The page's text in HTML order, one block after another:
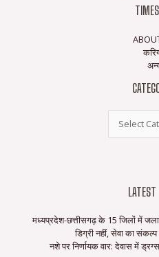
मध्यप्रदेश-छत्तीसगढ़ के 15 जिलों में
डिग्री नहीं, सेवा का
नशे पर निर्णायक वार: देवास में